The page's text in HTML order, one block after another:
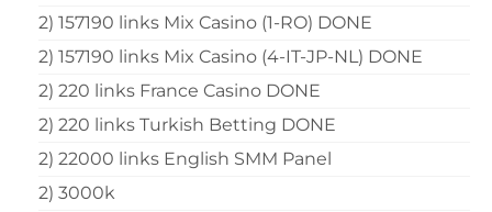
2) 157190 links Mix Casino (1-RO) DONE
2) 157190 links Mix Casino (4-IT-JP-NL) DONE
2) 220 links France Casino DONE
2) 220 links Turkish Betting DONE
2) 22000 links English SMM Panel
2) 3000k